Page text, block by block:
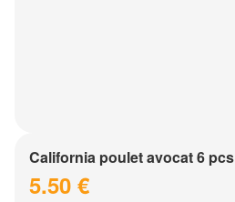
California poulet avocat 6 pcs
5.50 €